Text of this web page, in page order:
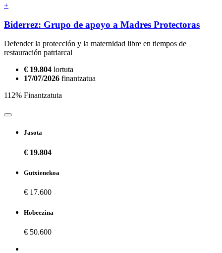
+
Biderrez: Grupo de apoyo a Madres Protectoras
Defender la protección y la maternidad libre en tiempos de
restauración patriarcal
€ 19.804 lortuta
17/07/2026 finantzatua
112% Finantzatuta
Jasota
€ 19.804
Gutxienekoa
€ 17.600
Hobeezina
€ 50.600